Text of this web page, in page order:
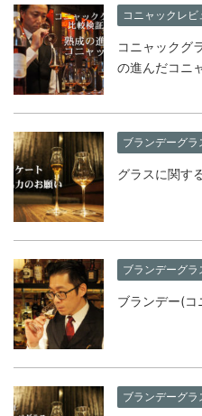
コニャックレビ
コニャックグ
の進んだコニ
ブランデーグラ
グラスに関す
ブランデーグラ
ブランデー(
ブランデーグラ